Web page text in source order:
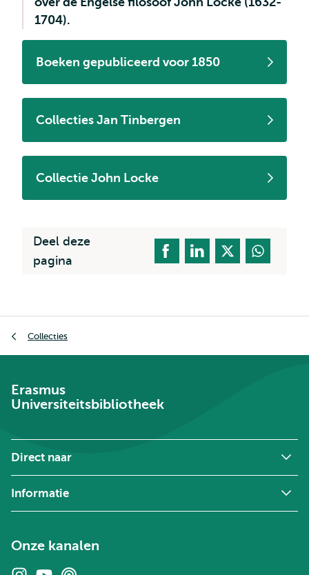
1704).
Boeken gepubliceerd voor 1850
Collecties Jan Tinbergen
Collectie John Locke
Deel deze
pagina
Collecties
Erasmus
Universiteitsbibliotheek
Direct naar
Informatie
Onze kanalen